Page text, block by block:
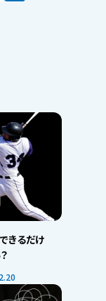
きるだけ